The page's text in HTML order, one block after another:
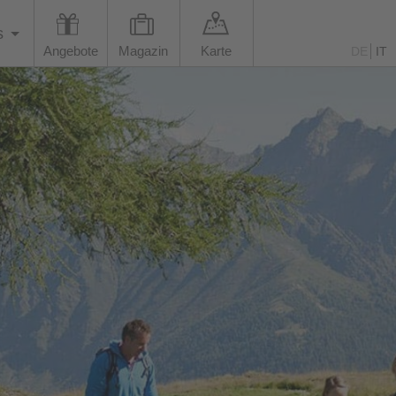
Angebote Magazin Karte IT